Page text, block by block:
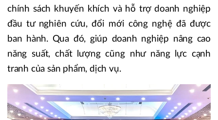
chính sách khuyến khích và hỗ trợ doanh nghiệp
đầu tư nghiên cứu, đổi mới công nghệ đã được
ban hành. Qua đó, giúp doanh nghiệp nâng cao
năng suất, chất lượng cũng như năng lực cạnh
tranh của sản phẩm, dịch vụ.